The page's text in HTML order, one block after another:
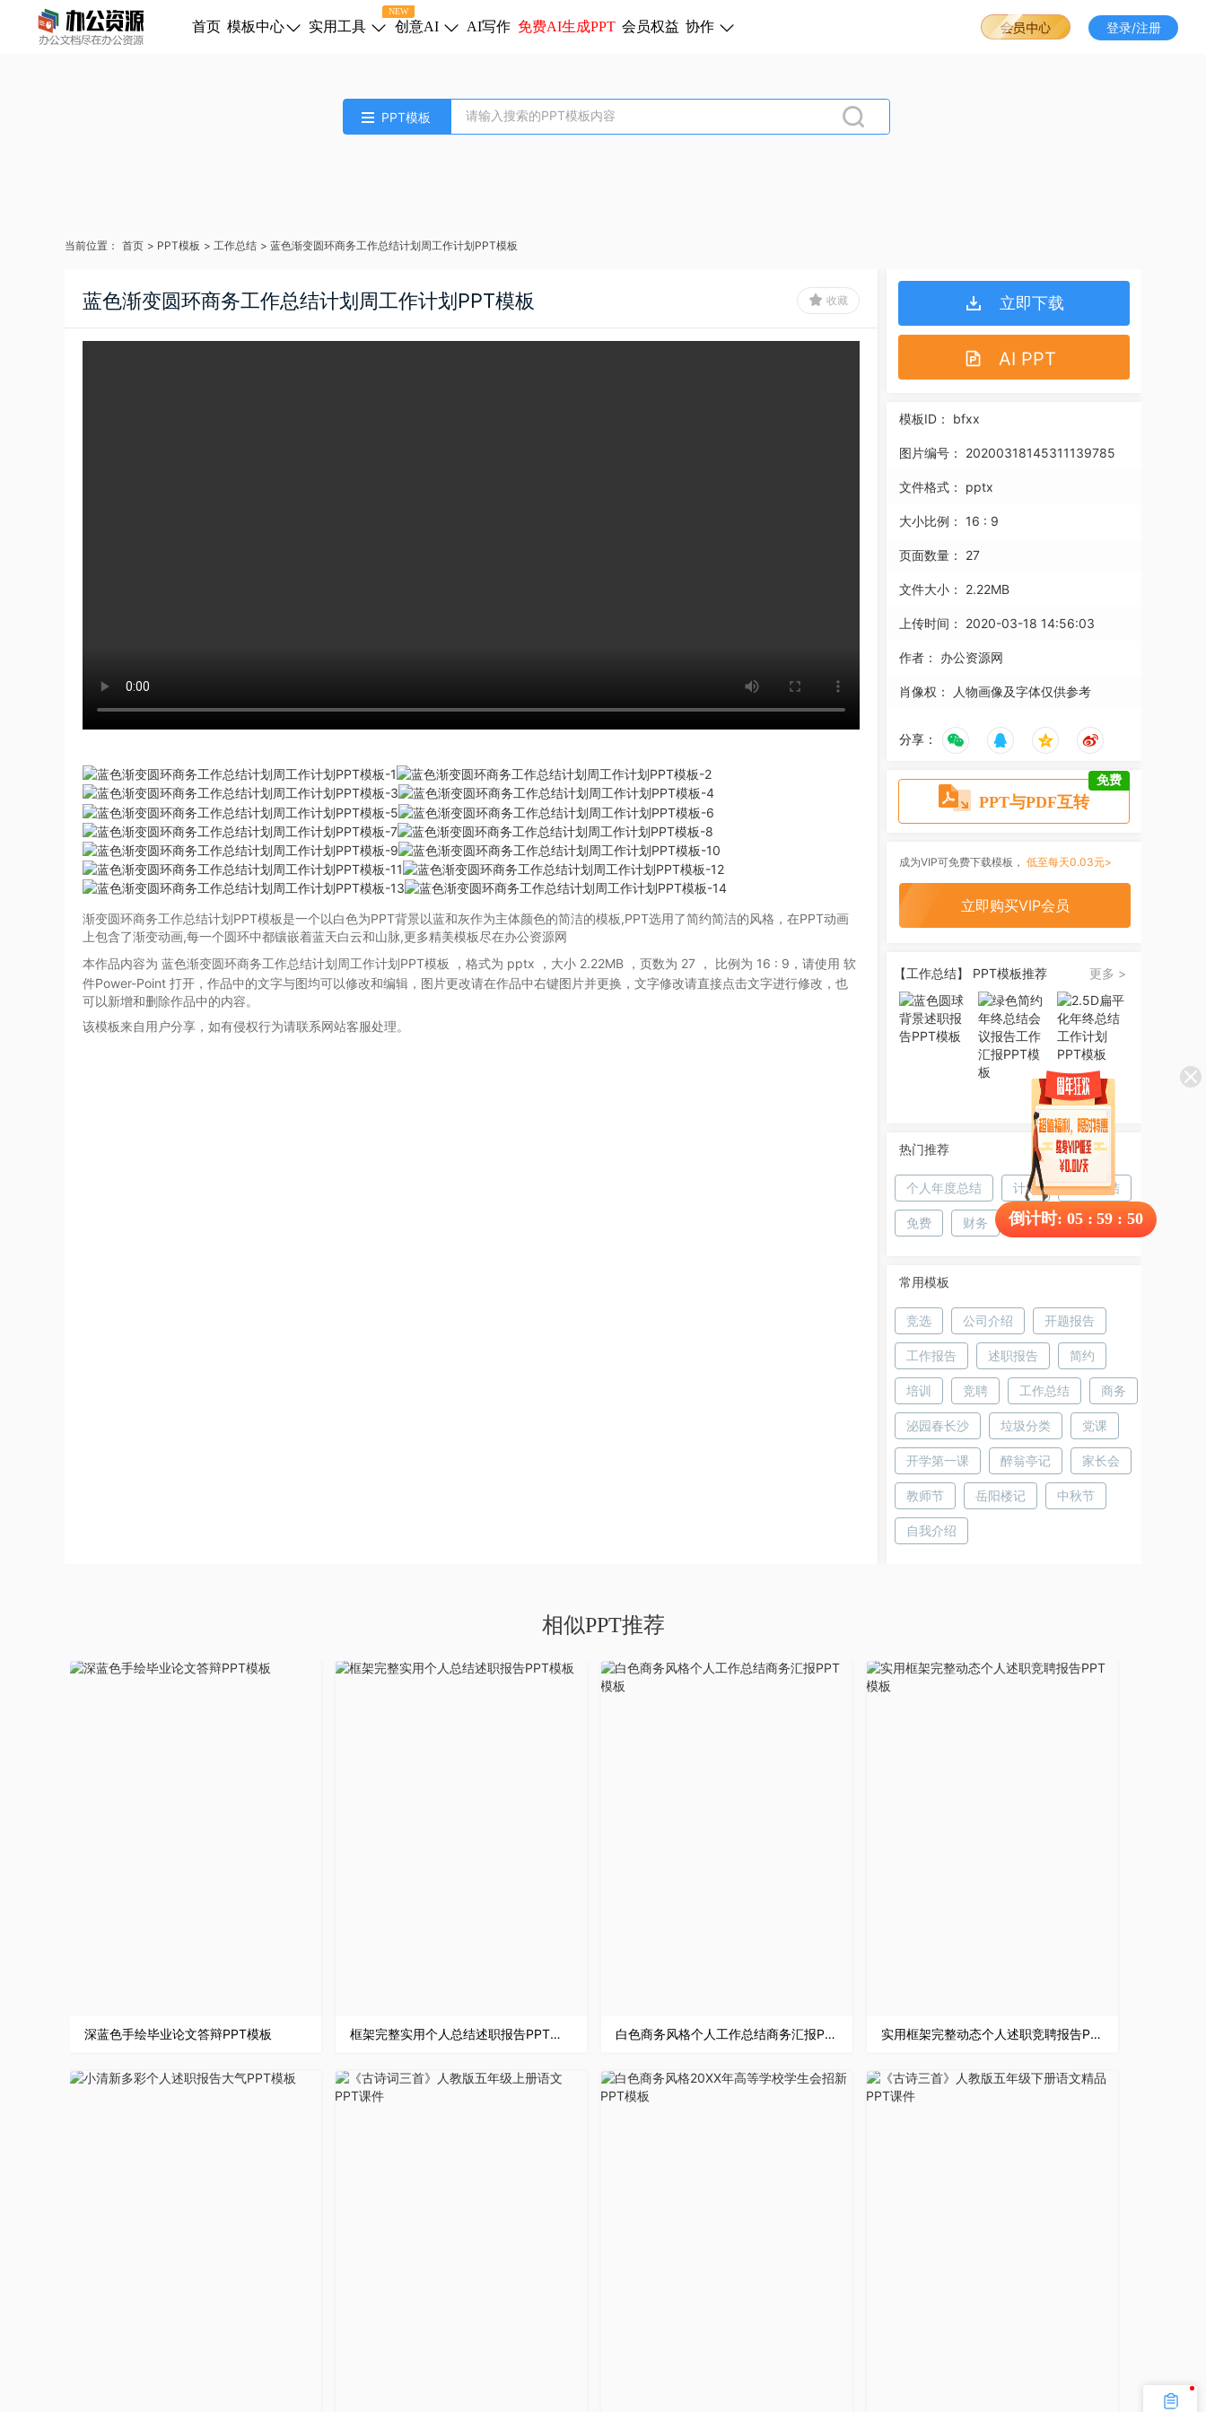
首页 模板中心
NEW
实用工具 创意AI AI写作 免费AI生成PPT 会员权益 协作 登录/注册
PPT模板
当前位置： 首页 > PPT模板 > 工作总结 > 蓝色渐变圆环商务工作总结计划周工作计划PPT模板
蓝色渐变圆环商务工作总结计划周工作计划PPT模板 收藏
渐变圆环商务工作总结计划PPT模板是一个以白色为PPT背景以蓝和灰作为主体颜色的简洁的模板,PPT选用了简约简洁的风格，在PPT动画
上包含了渐变动画,每一个圆环中都镶嵌着蓝天白云和山脉,更多精美模板尽在办公资源网
本作品内容为 蓝色渐变圆环商务工作总结计划周工作计划PPT模板
，格式为 pptx ，大小 2.22MB ，页数为 27 ， 比例为 16 : 9 ，请使用 软
件Power-Point 打开，作品中的文字与图均可以修改和编辑，图片更改请在作品中右键图片并更换，文字修改请直接点击文字进行修改，也
可以新增和删除作品中的内容。
该模板来自用户分享，如有侵权行为请联系网站客服处理。
立即下载
AI PPT
模板ID： bfxx
图片编号： 20200318145311139785
文件格式： pptx
大小比例： 16 : 9
页面数量： 27
文件大小： 2.22MB
上传时间： 2020-03-18 14:56:03
作者： 办公资源网
肖像权： 人物画像及字体仅供参考
分享：
PPT与PDF互转
免费
成为VIP可免费下载模板， 低至每天0.03元>
立即购买VIP会员
【工作总结】 PPT模板推荐 更多 >
热门推荐
个人年度总结 计划 学期总结
免费 财务
常用模板
竞选 公司介绍 开题报告
工作报告 述职报告 简约
培训 竞聘 工作总结 商务
泌园春长沙 垃圾分类 党课
开学第一课 醉翁亭记 家长会
教师节 岳阳楼记 中秋节
自我介绍
相似PPT推荐
深蓝色手绘毕业论文答辩PPT模板 框架完整实用个人总结述职报告PPT模板 白色商务风格个人工作总结商务汇报PPT模板 实用框架完整动态个人述职竞聘报告PPT模板
倒计时: 05 : 59 : 49